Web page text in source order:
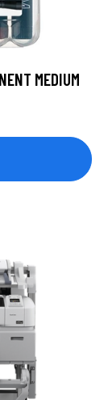
MEDIUM